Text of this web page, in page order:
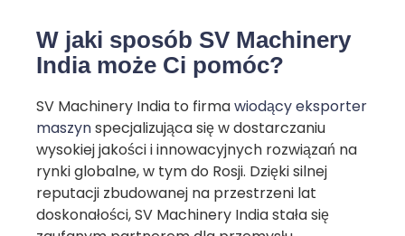
W jaki sposób SV Machinery
India może Ci pomóc?
SV Machinery India to firmawiodący eksporter
maszynspecjalizująca się w dostarczaniu
wysokiej jakości i innowacyjnych rozwiązań na
rynki globalne, w tym do Rosji. Dzięki silnej
reputacji zbudowanej na przestrzeni lat
doskonałości, SV Machinery India stała się